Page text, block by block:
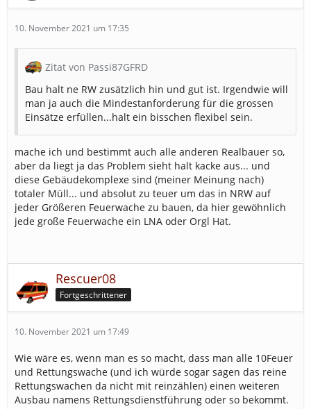
10. November 2021 um 17:35
Zitat von Passi87GFRD
Bau halt ne RW zusätzlich hin und gut ist. Irgendwie will
man ja auch die Mindestanforderung für die grossen
Einsätze erfüllen...halt ein bisschen flexibel sein.
mache ich und bestimmt auch alle anderen Realbauer so,
aber da liegt ja das Problem sieht halt kacke aus... und
diese Gebäudekomplexe sind (meiner Meinung nach)
totaler Müll... und absolut zu teuer um das in NRW auf
jeder Größeren Feuerwache zu bauen, da hier gewöhnlich
jede große Feuerwache ein LNA oder Orgl Hat.
Rescuer08
Fortgeschrittener
10. November 2021 um 17:49
Wie wäre es, wenn man es so macht, dass man alle 10Feuer
und Rettungswache (und ich würde sogar sagen das reine
Rettungswachen da nicht mit reinzählen) einen weiteren
Ausbau namens Rettungsdienstführung oder so bekommt.